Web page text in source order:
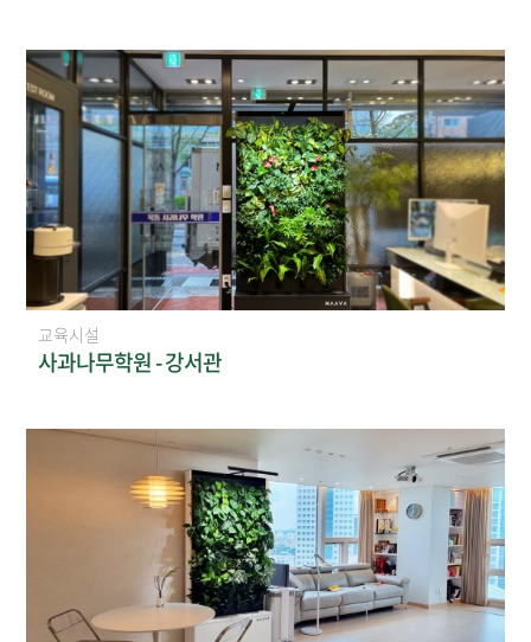
교육시설
사과나무학원 - 강서관